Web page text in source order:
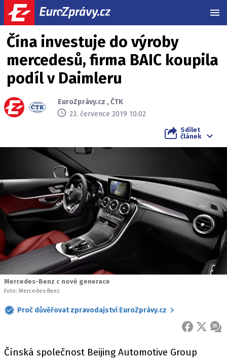
Čína investuje do výroby
mercedesů, firma BAIC koupila
podíl v Daimleru
EuroZprávy.cz ,ČTK
23. července 2019 10:02
Sdílet
článek
Mercedes-Benz c nové generace
Foto: Mercedes-Benz
Proč důvěřovat zpravodajství EuroZprávy.cz
FACEBOOK
X
Čínská společnost Beijing Automotive Group